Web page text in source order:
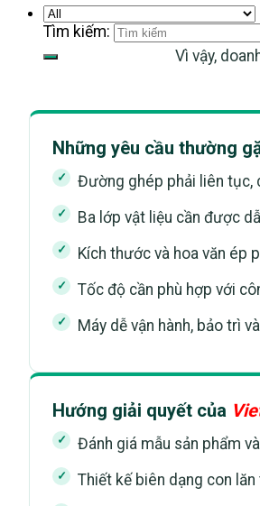
Tìm kiếm:
Vì vậy,
Những yêu cầu thường
Đường ghép phải liên tục,
Ba lớp vật liệu cần được
Kích thước và hoa văn ép
Tốc độ cần phù hợp với
Máy dễ vận hành, bảo trì
Hướng giải quyết của
Đánh giá mẫu sản phẩm
Thiết kế biên dạng con